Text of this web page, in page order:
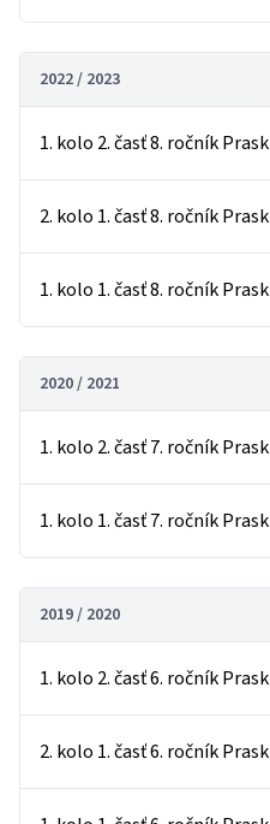
2022 / 2023
1. kolo 2. časť 8. ročník Prask
2. kolo 1. časť 8. ročník Prask
1. kolo 1. časť 8. ročník Prask
2020 / 2021
1. kolo 2. časť 7. ročník Prask
1. kolo 1. časť 7. ročník Prask
2019 / 2020
1. kolo 2. časť 6. ročník Prask
2. kolo 1. časť 6. ročník Prask